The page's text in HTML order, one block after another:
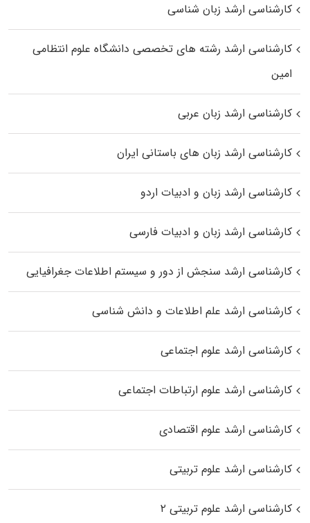
کارشناسی ارشد زبان شناسی
کارشناسی ارشد رﺷﺘﻪ ﻫﺎی تخصصی داﻧﺸﮕﺎه ﻋﻠﻮم انتظامی
اﻣﻴﻦ
کارشناسی ارشد زبان عربی
کارشناسی ارشد زبان‌ های باستانی ایران
کارشناسی ارشد زبان و ادبیات اردو
کارشناسی ارشد زبان و ادبیات فارسی
کارشناسی ارشد سنجش از دور و سیستم اطلاعات جغرافیایی
کارشناسی ارشد علم اطلاعات و دانش شناسی
کارشناسی ارشد علوم اجتماعی
کارشناسی ارشد علوم ارتباطات اجتماعی
کارشناسی ارشد علوم اقتصادی
کارشناسی ارشد علوم تربیتی
کارشناسی ارشد علوم تربیتی ۲